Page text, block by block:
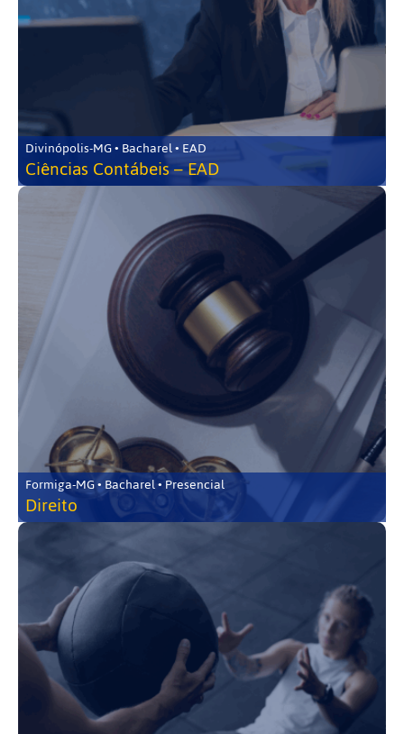
Divinópolis-MG • Bacharel • EAD
Ciências Contábeis – EAD
Formiga-MG • Bacharel • Presencial
Direito